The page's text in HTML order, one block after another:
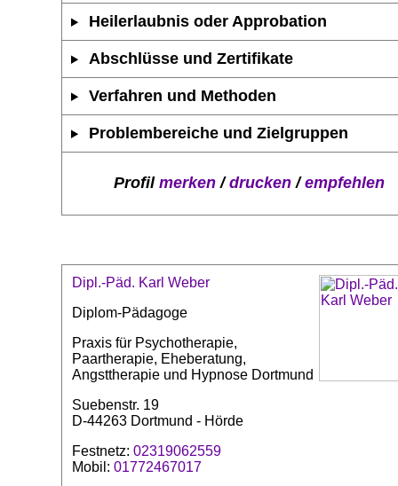
Heilerlaubnis oder Approbation
Abschlüsse und Zertifikate
Verfahren und Methoden
Problembereiche und Zielgruppen
Profil merken/drucken/empfehlen
Dipl.-Päd. Karl Weber
Diplom-Pädagoge
Praxis für Psychotherapie,
Paartherapie, Eheberatung,
Angsttherapie und Hypnose Dortmund
Suebenstr. 19
D-44263 Dortmund - Hörde
Festnetz: 02319062559
Mobil: 01772467017